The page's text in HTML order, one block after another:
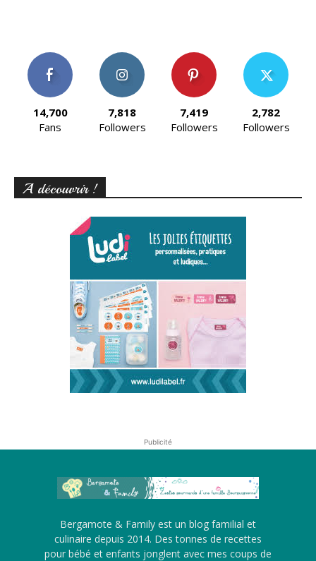
14,700
Fans
7,818
Followers
7,419
Followers
2,782
Followers
A découvrir !
Publicité
Bergamote & Family est un blog familial et
culinaire depuis 2014. Des tonnes de recettes
pour bébé et enfants jonglent avec mes coups de